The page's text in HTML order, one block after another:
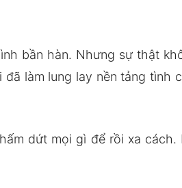
bần hàn. Nhưng sự thật
làm lung lay nền tảng tình
dứt mọi gì để rồi xa cách.